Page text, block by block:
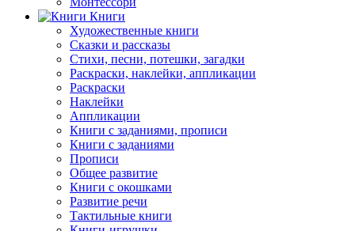
Книги
Художественные книги
Сказки и рассказы
Стихи, песни, потешки, загадки
Раскраски, наклейки, аппликации
Раскраски
Наклейки
Аппликации
Книги с заданиями, прописи
Книги с заданиями
Прописи
Общее развитие
Книги с окошками
Развитие речи
Тактильные книги